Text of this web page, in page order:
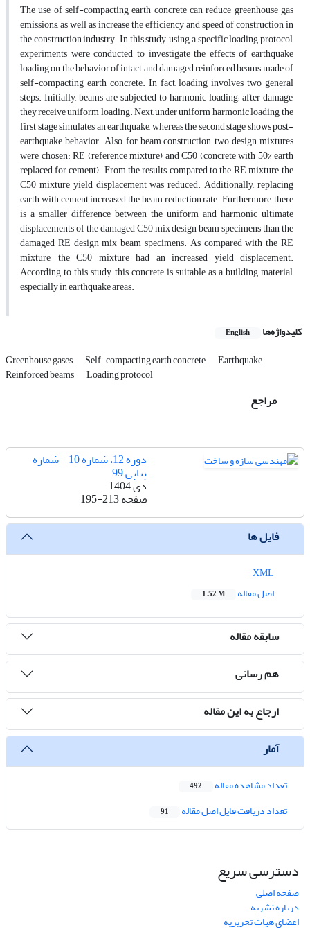
The use of self-compacting earth concrete can reduce greenhouse gas
emissions, as well as increase the efficiency and speed of construction in
the construction industry. In this study, using a specific loading protocol,
experiments were conducted to investigate the effects of earthquake
loading on the behavior of intact and damaged reinforced beams made of
self-compacting earth concrete. In fact, loading involves two general
steps. Initially, beams are subjected to harmonic loading; after damage,
they receive uniform loading. Next, under uniform harmonic loading, the
first stage simulates an earthquake, whereas the second stage shows post-
earthquake behavior. Also, for beam construction, two design mixtures
were chosen: RE (reference mixture) and C50 (concrete with 50% earth
replaced for cement). From the results, compared to the RE mixture, the
C50 mixture yield displacement was reduced. Additionally, replacing
earth with cement increased the beam reduction rate. Furthermore, there
is a smaller difference between the uniform and harmonic ultimate
displacements of the damaged C50 mix design beam specimens than the
damaged RE design mix beam specimens. As compared with the RE
mixture, the C50 mixture had an increased yield displacement.
According to this study, this concrete is suitable as a building material,
especially in earthquake areas.
کلیدواژه‌ها English
Greenhouse gases Self-compacting earth concrete Earthquake
Reinforced beams Loading protocol
مراجع
دوره 12، شماره 10 - شماره
پیاپی 99
دی 1404
صفحه195-213
فایل ها
اصل مقاله
1.52 M
سابقه مقاله
هم رسانی
ارجاع به این مقاله
آمار
تعداد مشاهده مقاله 492
تعداد دریافت فایل اصل مقاله 91
دسترسی سریع
صفحه اصلی
درباره نشریه
اعضای هیات تحریریه